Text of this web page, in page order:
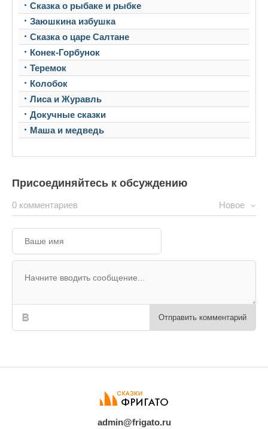
Сказка о рыбаке и рыбке
Заюшкина избушка
Сказка о царе Салтане
Конек-Горбунок
Теремок
Колобок
Лиса и Журавль
Докучные сказки
Маша и медведь
Присоединяйтесь к обсуждению
0 комментариев Новое
Отправить комментарий
admin@frigato.ru